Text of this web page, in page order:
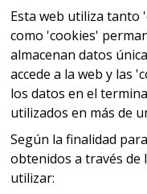
Esta web utiliza tanto
como 'cookies'
almacenan datos
accede a la web y las
los datos en el
utilizados en más de
Según la finalidad
obtenidos a través de
utilizar: